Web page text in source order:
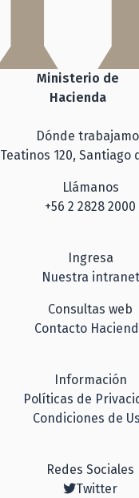
Ministerio de
Hacienda
Dónde
Teatinos 120, Santiago
Llámanos
+56 2 2828 2000
Ingresa
Nuestra intranet
Consultas web
Contacto
Información
Políticas de
Condiciones de
Redes Sociales
Twitter